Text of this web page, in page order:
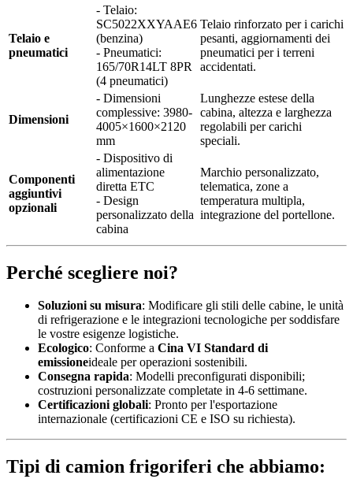
Telaio e
pneumatici
- Telaio:
SC5022XXYAAE6
(benzina)
- Pneumatici:
165/70R14LT 8PR
(4 pneumatici)
Telaio rinforzato per i carichi
pesanti, aggiornamenti dei
pneumatici per i terreni
accidentati.
Dimensioni
- Dimensioni
complessive: 3980-
4005×1600×2120
mm
Lunghezze estese della
cabina, altezza e larghezza
regolabili per carichi
speciali.
Componenti
aggiuntivi
opzionali
- Dispositivo di
alimentazione
diretta ETC
- Design
personalizzato della
cabina
Marchio personalizzato,
telematica, zone a
temperatura multipla,
integrazione del portellone.
Perché scegliere noi?
Soluzioni su misura: Modificare gli stili delle cabine, le unità
di refrigerazione e le integrazioni tecnologiche per soddisfare
le vostre esigenze logistiche.
Ecologico: Conforme a Cina VI Standard di
emissioneideale per operazioni sostenibili.
Consegna rapida: Modelli preconfigurati disponibili;
costruzioni personalizzate completate in 4-6 settimane.
Certificazioni globali: Pronto per l'esportazione
internazionale (certificazioni CE e ISO su richiesta).
Tipi di camion frigoriferi che abbiamo: